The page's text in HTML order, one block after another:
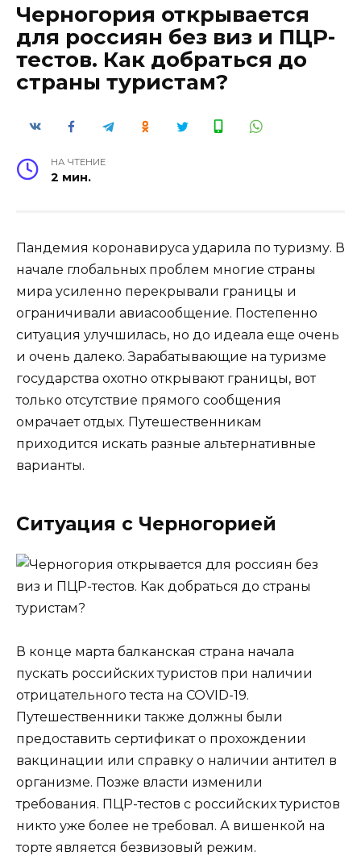
Черногория открывается
для россиян без виз и ПЦР-
тестов. Как добраться до
страны туристам?
НА ЧТЕНИЕ
2 мин.
Пандемия коронавируса ударила по туризму. В
начале глобальных проблем многие страны
мира усиленно перекрывали границы и
ограничивали авиасообщение. Постепенно
ситуация улучшилась, но до идеала еще очень
и очень далеко. Зарабатывающие на туризме
государства охотно открывают границы, вот
только отсутствие прямого сообщения
омрачает отдых. Путешественникам
приходится искать разные альтернативные
варианты.
Ситуация с Черногорией
В конце марта балканская страна начала
пускать российских туристов при наличии
отрицательного теста на COVID-19.
Путешественники также должны были
предоставить сертификат о прохождении
вакцинации или справку о наличии антител в
организме. Позже власти изменили
требования. ПЦР-тестов с российских туристов
никто уже более не требовал. А вишенкой на
торте является безвизовый режим.